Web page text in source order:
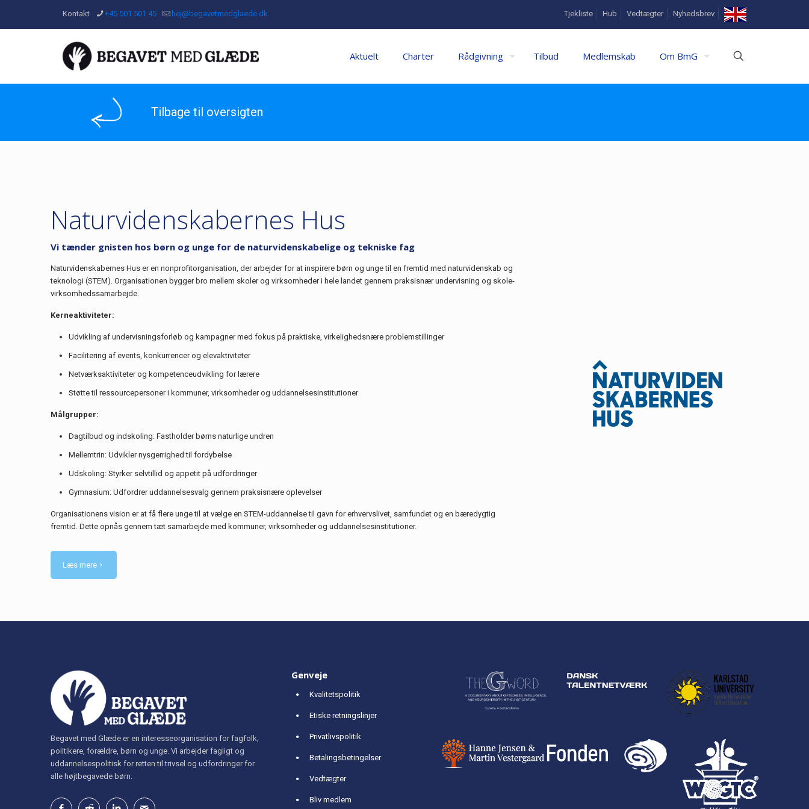
Kontakt +45 501 501 45 hej@begavetmedglaede.dk Tjekliste Hub Vedtægter Nyhedsbrev
In
Aktuelt Charter Rådgivning Tilbud Medlemskab Om BmG
Tilbage til oversigten
Naturvidenskabernes Hus
Vi tænder gnisten hos børn og unge for de naturvidenskabelige og tekniske fag
Naturvidenskabernes Hus er en nonprofitorganisation, der arbejder for at inspirere børn og unge til en fremtid med naturvidenskab og
teknologi (STEM). Organisationen bygger bro mellem skoler og virksomheder i hele landet gennem praksisnær undervisning og skole-
virksomhedssamarbejde.
Kerneaktiviteter:
Udvikling af undervisningsforløb og kampagner med fokus på praktiske, virkelighedsnære problemstillinger
Facilitering af events, konkurrencer og elevaktiviteter
Netværksaktiviteter og kompetenceudvikling for lærere
Støtte til ressourcepersoner i kommuner, virksomheder og uddannelsesinstitutioner
Målgrupper:
Dagtilbud og indskoling: Fastholder børns naturlige undren
Mellemtrin: Udvikler nysgerrighed til fordybelse
Udskoling: Styrker selvtillid og appetit på udfordringer
Gymnasium: Udfordrer uddannelsesvalg gennem praksisnære oplevelser
Organisationens vision er at få flere unge til at vælge en STEM-uddannelse til gavn for erhvervslivet, samfundet og en bæredygtig
fremtid. Dette opnås gennem tæt samarbejde med kommuner, virksomheder og uddannelsesinstitutioner.
Læs mere
Begavet med Glæde er en interesseorganisation for fagfolk,
politikere, forældre, børn og unge. Vi arbejder fagligt og
uddannelsespolitisk for retten til trivsel og udfordringer for
alle højtbegavede børn.
Genveje
Kvalitetspolitik
Etiske retningslinjer
Privatlivspolitik
Betalingsbetingelser
Vedtægter
Bliv medlem